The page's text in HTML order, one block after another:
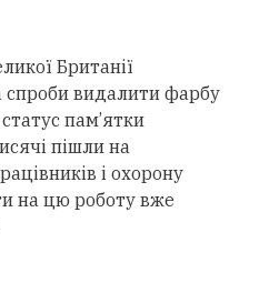
Британії
спроби видалити фарбу
статус пам’ятки
пішли на
і охорону
на цю роботу вже